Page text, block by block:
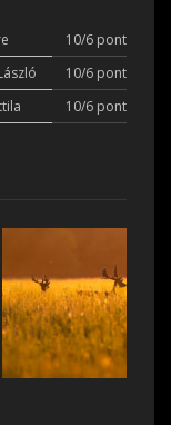
10/6 pont
10/6 pont
10/6 pont